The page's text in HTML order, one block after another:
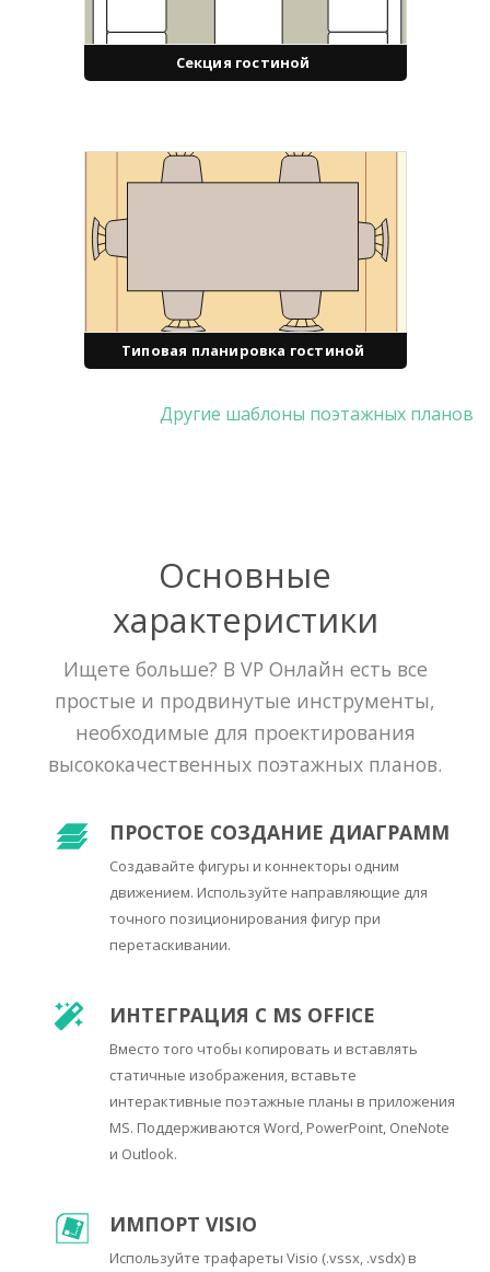
Секция гостиной
Типовая планировка гостиной
Другие шаблоны поэтажных планов
Основные
характеристики
Ищете больше? В VP Онлайн есть все
простые и продвинутые инструменты,
необходимые для проектирования
высококачественных поэтажных планов.
ПРОСТОЕ СОЗДАНИЕ ДИАГРАММ
Создавайте фигуры и коннекторы одним
движением. Используйте направляющие для
точного позиционирования фигур при
перетаскивании.
ИНТЕГРАЦИЯ С MS OFFICE
Вместо того чтобы копировать и вставлять
статичные изображения, вставьте
интерактивные поэтажные планы в приложения
MS. Поддерживаются Word, PowerPoint, OneNote
и Outlook.
ИМПОРТ VISIO
Используйте трафареты Visio (.vssx, .vsdx) в